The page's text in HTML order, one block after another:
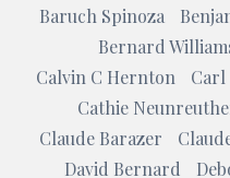
Baruch Spinoza
Bernard
Calvin C Hernton
Carl
Cathie
Claude Barazer
David Bernard